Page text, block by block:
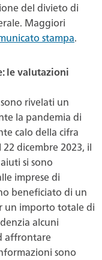
del divieto di
Maggiori
stampa.
le valutazioni
rivelati un
la pandemia di
calo della cifra
dicembre 2023, il
si sono
imprese di
beneficiato di un
un importo totale di
alcuni
affrontare
sono